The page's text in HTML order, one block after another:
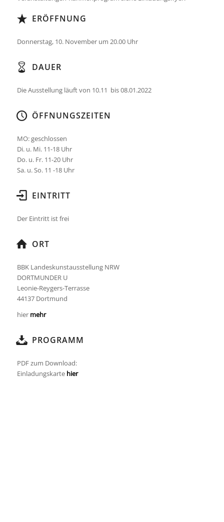
ERÖFFNUNG
Donnerstag, 10. November um 20.00 Uhr
DAUER
Die Ausstellung läuft von 10.11 bis 08.01.2022
ÖFFNUNGSZEITEN
MO: geschlossen
Di. u. Mi. 11-18 Uhr
Do. u. Fr. 11-20 Uhr
Sa. u. So. 11 -18 Uhr
EINTRITT
Der Eintritt ist frei
ORT
BBK Landeskunstausstellung NRW
DORTMUNDER U
Leonie-Reygers-Terrasse
44137 Dortmund
hier mehr
PROGRAMM
PDF zum Download:
Einladungskarte hier